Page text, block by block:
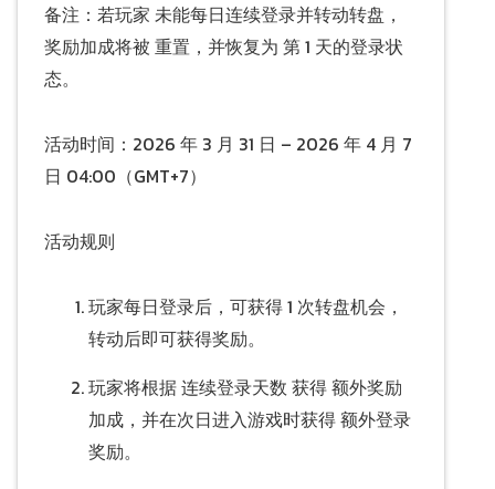
备注：若玩家 未能每日连续登录并转动转盘，
奖励加成将被 重置，并恢复为 第 1 天的登录状
态。
活动时间：2026 年 3 月 31 日 – 2026 年 4 月 7
日 04:00（GMT+7）
活动规则
玩家每日登录后，可获得 1 次转盘机会，
转动后即可获得奖励。
玩家将根据 连续登录天数 获得 额外奖励
加成，并在次日进入游戏时获得 额外登录
奖励。